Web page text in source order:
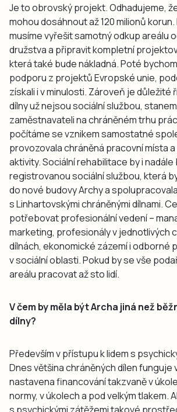
Je to obrovský projekt. Odhadujeme,
mohou dosáhnout až 120 milionů
musíme vyřešit samotný odkup areálu
družstva a připravit kompletní
která také bude nákladná. Poté
podporu z projektů Evropské unie,
získali i v minulosti. Zároveň je důležité
dílny už nejsou sociální službou,
zaměstnavateli na chráněném trhu
počítáme se vznikem samostatné
provozovala chráněná pracovní místa
aktivity. Sociální rehabilitace by i nadále
registrovanou sociální službou, která
do nové budovy Archy a
s Linhartovskými chráněnými dílnami.
potřebovat profesionální vedení –
marketing, profesionály v jednotlivých
dílnách, ekonomické zázemí i odborné
v sociální oblasti. Pokud by se vše
areálu pracovat až sto lidí.
V čem by měla být Archa jiná než
dílny?
Především v přístupu k lidem s
Dnes většina chráněných dílen funguje
nastavena financování takzvaně v
normy, v úkolech a pod velkým tlakem.